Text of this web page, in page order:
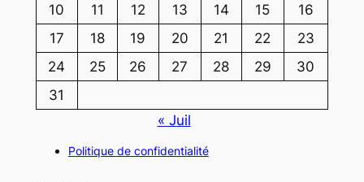
10
11 12 13 14 15
16
17
18 19 20 21 22
23
24
25 26 27 28 29
30
31
« Juil
Politique de confidentialité